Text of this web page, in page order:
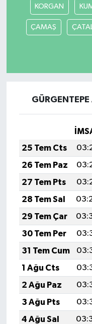
KORGAN
ÇAMAŞ
25 Tem Cts
26 Tem Paz
27 Tem Pts
28 Tem Sal
29 Tem Çar
30 Tem Per
31 Tem Cum
1 Ağu Cts
2 Ağu Paz
3 Ağu Pts
4 Ağu Sal